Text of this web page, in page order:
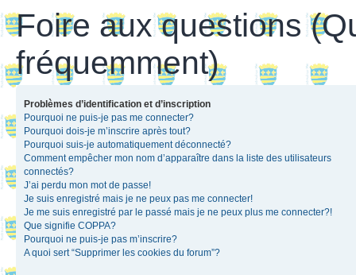
Foire aux questions
fréquemment)
Problèmes d’identification et d’inscription
Pourquoi ne puis-je pas me connecter?
Pourquoi dois-je m’inscrire après tout?
Pourquoi suis-je automatiquement déconnecté?
Comment empêcher mon nom d’apparaître dans la liste des utilisateurs
connectés?
J’ai perdu mon mot de passe!
Je suis enregistré mais je ne peux pas me connecter!
Je me suis enregistré par le passé mais je ne peux plus me connecter?!
Que signifie COPPA?
Pourquoi ne puis-je pas m’inscrire?
A quoi sert “Supprimer les cookies du forum”?